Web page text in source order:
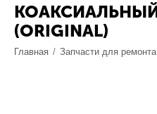
(ORIGINAL)
Главная / Запчасти для ремонта